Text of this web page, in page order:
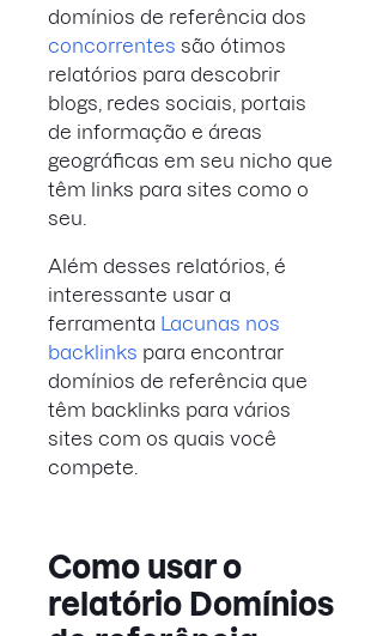
domínios de referência dos
concorrentes são ótimos
relatórios para descobrir
blogs, redes sociais, portais
de informação e áreas
geográficas em seu nicho que
têm links para sites como o
seu.
Além desses relatórios, é
interessante usar a
ferramenta Lacunas nos
backlinks para encontrar
domínios de referência que
têm backlinks para vários
sites com os quais você
compete.
Como usar o
relatório Domínios